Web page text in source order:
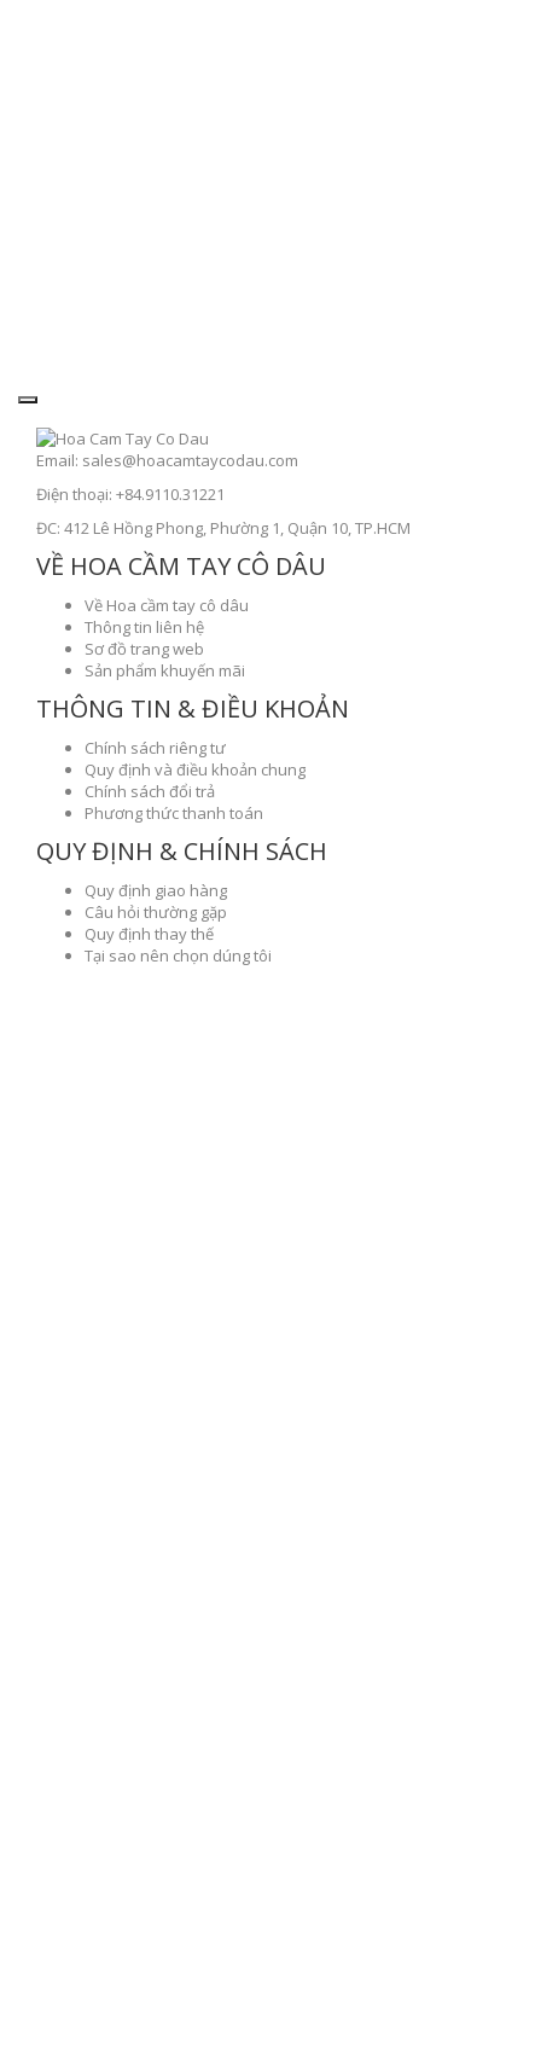
Email: sales@hoacamtaycodau.com
Điện thoại: +84.9110.31221
ĐC: 412 Lê Hồng Phong, Phường 1, Quận 10, TP.HCM
VỀ HOA CẦM TAY CÔ DÂU
Về Hoa cầm tay cô dâu
Thông tin liên hệ
Sơ đồ trang web
Sản phẩm khuyến mãi
THÔNG TIN & ĐIỀU KHOẢN
Chính sách riêng tư
Quy định và điều khoản chung
Chính sách đổi trả
Phương thức thanh toán
QUY ĐỊNH & CHÍNH SÁCH
Quy định giao hàng
Câu hỏi thường gặp
Quy định thay thế
Tại sao nên chọn dúng tôi